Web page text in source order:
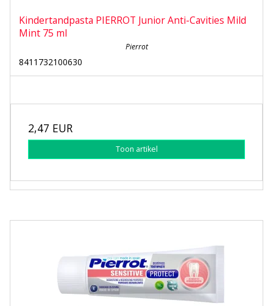
Kindertandpasta PIERROT Junior Anti-Cavities Mild
Mint 75 ml
Pierrot
8411732100630
2,47 EUR
Toon artikel